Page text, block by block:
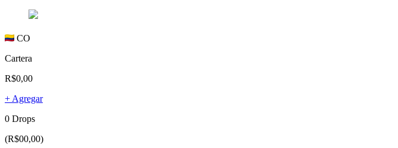
CO
Cartera
R$0,00
+ Agregar
0 Drops
(R$00,00)